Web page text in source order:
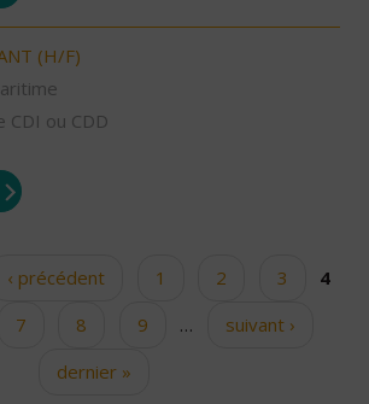
(H/F)
CDI ou CDD
‹ précédent 1 2 3
4
7 8 9 …
suivant ›
dernier »